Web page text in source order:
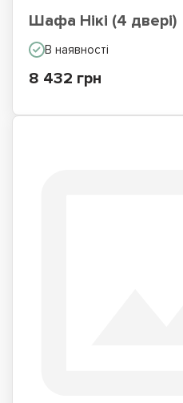
Шафа Нікі (4 двері)
В наявності
8 432 грн